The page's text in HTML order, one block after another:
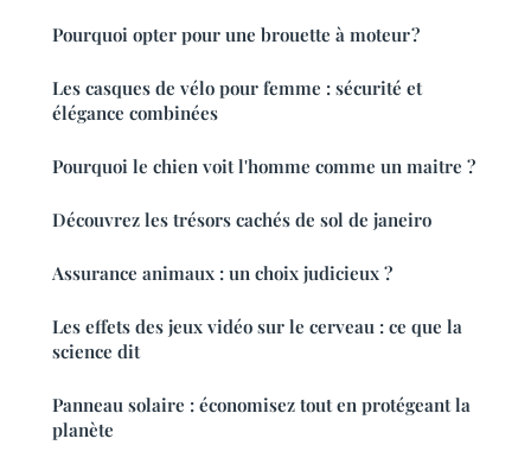
Pourquoi opter pour une brouette à moteur ?
Les casques de vélo pour femme : sécurité et
élégance combinées
Pourquoi le chien voit l'homme comme un maitre ?
Découvrez les trésors cachés de sol de janeiro
Assurance animaux : un choix judicieux ?
Les effets des jeux vidéo sur le cerveau : ce que la
science dit
Panneau solaire : économisez tout en protégeant la
planète